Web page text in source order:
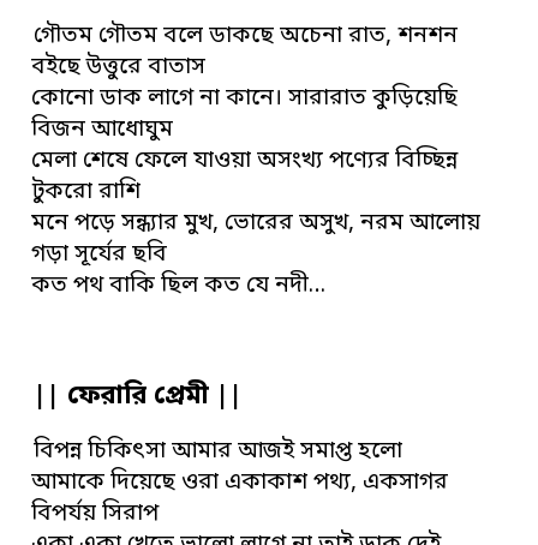
গৌতম গৌতম বলে ডাকছে অচেনা রাত, শনশন
বইছে উত্তুরে বাতাস
কোনো ডাক লাগে না কানে। সারারাত কুড়িয়েছি
বিজন আধোঘুম
মেলা শেষে ফেলে যাওয়া অসংখ্য পণ্যের বিচ্ছিন্ন
টুকরো রাশি
মনে পড়ে সন্ধ্যার মুখ, ভোরের অসুখ, নরম আলোয়
গড়া সূর্যের ছবি
কত পথ বাকি ছিল কত যে নদী…
|| ফেরারি প্রেমী ||
বিপন্ন চিকিৎসা আমার আজই সমাপ্ত হলো
আমাকে দিয়েছে ওরা একাকাশ পথ্য, একসাগর
বিপর্যয় সিরাপ